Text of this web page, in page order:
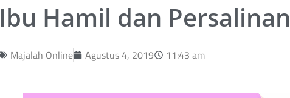
Ibu Hamil dan Persalinan
Majalah Online Agustus 4, 2019 11:43 am